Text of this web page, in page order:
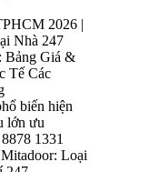
2026 |
Nhà 247
Bảng Giá &
Tế Các
biến hiện
lớn ưu
1331
Loại